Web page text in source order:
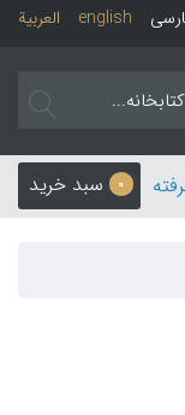
العربیة english
0 سبد خرید